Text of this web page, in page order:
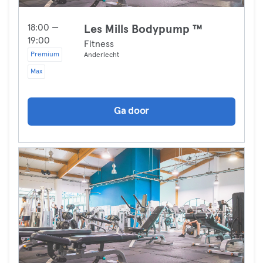
18:00 —
19:00
Premium
Max
Les Mills Bodypump ™
Fitness
Anderlecht
Ga door